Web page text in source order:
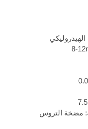
8-